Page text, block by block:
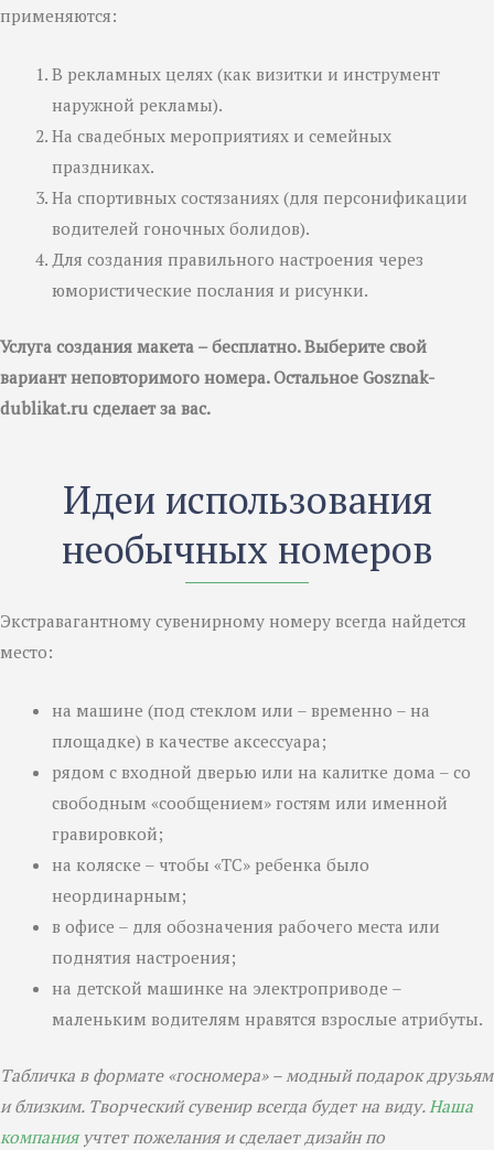
применяются:
В рекламных целях (как визитки и инструмент
наружной рекламы).
На свадебных мероприятиях и семейных
праздниках.
На спортивных состязаниях (для персонификации
водителей гоночных болидов).
Для создания правильного настроения через
юмористические послания и рисунки.
Услуга создания макета – бесплатно. Выберите свой
вариант неповторимого номера. Остальное Gosznak-
dublikat.ru сделает за вас.
Идеи использования
необычных номеров
Экстравагантному сувенирному номеру всегда найдется
место:
на машине (под стеклом или – временно – на
площадке) в качестве аксессуара;
рядом с входной дверью или на калитке дома – со
свободным «сообщением» гостям или именной
гравировкой;
на коляске – чтобы «ТС» ребенка было
неординарным;
в офисе – для обозначения рабочего места или
поднятия настроения;
на детской машинке на электроприводе –
маленьким водителям нравятся взрослые атрибуты.
Табличка в формате «госномера» – модный подарок друзьям
и близким. Творческий сувенир всегда будет на виду.Наша
компанияучтет пожелания и сделает дизайн по